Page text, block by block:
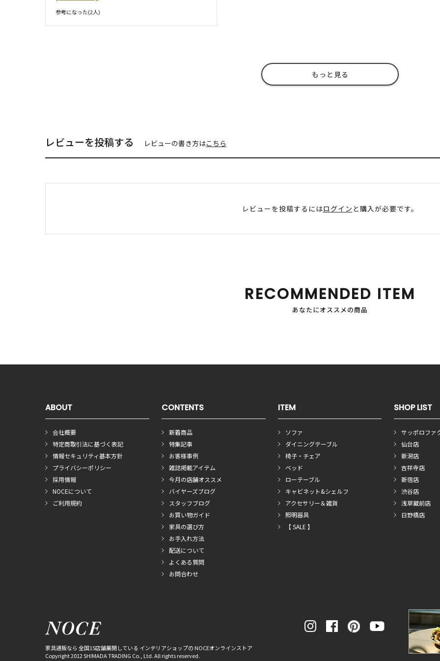
参考になった(2人)
もっと見る
レビューを投稿する レビューの書き方はこちら
レビューを投稿するにはログイン と購入が必要です。
RECOMMENDED ITEM
あなたにオススメの商品
ABOUT
会社概要
特定商取引法に基づく表記
情報セキュリティ基本方針
プライバシーポリシー
採用情報
NOCEについて
ご利用規約
CONTENTS
新着商品
特集記事
お客様事例
雑誌掲載アイテム
今月の店舗オススメ
バイヤーズブログ
スタッフブログ
お買い物ガイド
家具の選び方
お手入れ方法
配送について
よくある質問
お問合わせ
ITEM
ソファ
ダイニングテーブル
椅子・チェア
ベッド
ローテーブル
キャビネット&シェルフ
アクセサリー＆雑貨
照明器具
【 SALE 】
SHOP LIST
サッポロファ
仙台店
新潟店
吉祥寺店
新宿店
渋谷店
浅草蔵前店
日野橋店
家具通販なら 全国15店舗展開している インテリアショップの NOCEオンラインストア
Copyright 2012 SHIMADA TRADING Co., Ltd. All rights reserved.